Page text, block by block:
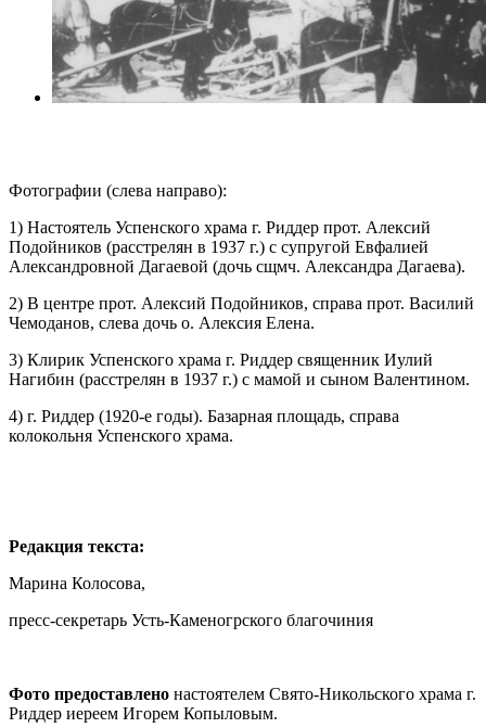
Фотографии (слева направо):
1) Настоятель Успенского храма г. Риддер прот. Алексий
Подойников (расстрелян в 1937 г.) с супругой Евфалией
Александровной Дагаевой (дочь сщмч. Александра Дагаева).
2) В центре прот. Алексий Подойников, справа прот. Василий
Чемоданов, слева дочь о. Алексия Елена.
3) Клирик Успенского храма г. Риддер священник Иулий
Нагибин (расстрелян в 1937 г.) с мамой и сыном Валентином.
4) г. Риддер (1920-е годы). Базарная площадь, справа
колокольня Успенского храма.
Редакция текста:
Марина Колосова,
пресс-секретарь Усть-Каменогрского благочиния
Фото предоставлено настоятелем Свято-Никольского храма г.
Риддер иереем Игорем Копыловым.